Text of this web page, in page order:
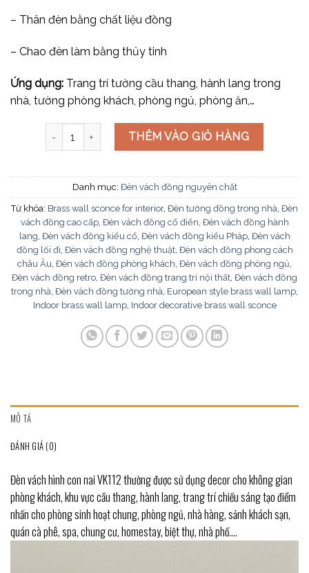
– Thân đèn bằng chất liệu đồng
– Chao đèn làm bằng thủy tinh
Ứng dụng: Trang trí tường cầu thang, hành lang trong
nhà, tường phòng khách, phòng ngủ, phòng ăn,…
Đèn vách hình con nai VK112 số lượng
THÊM VÀO GIỎ HÀNG
Danh mục: Đèn vách đồng nguyên chất
Từ khóa: Brass wall sconce for interior, Đèn tường đồng trong nhà, Đèn
vách đồng cao cấp, Đèn vách đồng cổ điển, Đèn vách đồng hành
lang, Đèn vách đồng kiểu cổ, Đèn vách đồng kiểu Pháp, Đèn vách
đồng lối đi, Đèn vách đồng nghệ thuật, Đèn vách đồng phong cách
châu Âu, Đèn vách đồng phòng khách, Đèn vách đồng phòng ngủ,
Đèn vách đồng retro, Đèn vách đồng trang trí nội thất, Đèn vách đồng
trong nhà, Đèn vách đồng tường nhà, European style brass wall lamp,
Indoor brass wall lamp, Indoor decorative brass wall sconce
MÔ TẢ
ĐÁNH GIÁ (0)
Đèn vách hình con nai VK112 thường được sử dụng decor cho không gian
phòng khách, khu vực cầu thang, hành lang, trang trí chiếu sáng tạo điểm
nhấn cho phòng sinh hoạt chung, phòng ngủ, nhà hàng, sảnh khách sạn,
quán cà phê, spa, chung cư, homestay, biệt thự, nhà phố….